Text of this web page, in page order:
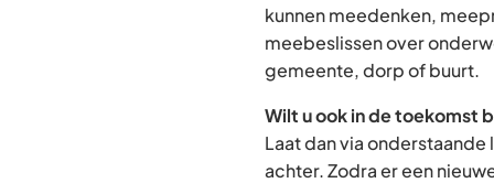
kunnen meedenken,
meebeslissen over
gemeente, dorp of buurt.
Wilt u ook in de toekomst
Laat dan via
achter. Zodra er een